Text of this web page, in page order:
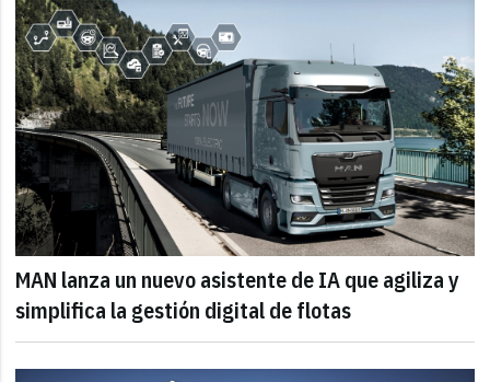
MAN lanza un nuevo asistente de IA que agiliza y
simplifica la gestión digital de flotas